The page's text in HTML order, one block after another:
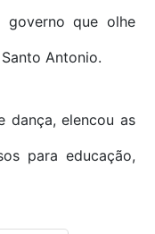
governo que olhe
Antonio.
dança, elencou as
para educação,